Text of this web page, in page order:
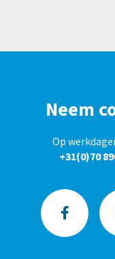
Neem
Op
+31(0)70